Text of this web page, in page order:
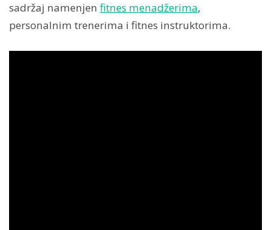
sadržaj namenjen fitnes menadžerima,
personalnim trenerima i fitnes instruktorima.